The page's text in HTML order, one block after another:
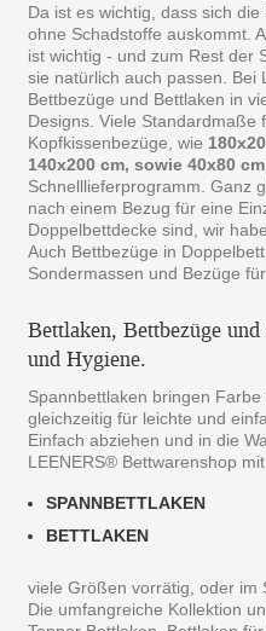
Da ist es wichtig, dass sich
ohne Schadstoffe auskommt.
ist wichtig - und zum Rest der
sie natürlich auch passen. Bei
Bettbezüge und Bettlaken in
Designs. Viele Standardmaße
Kopfkissenbezüge, wie
140x200 cm, sowie 40x80
Schnelllieferprogramm. Ganz
nach einem Bezug für eine
Doppelbettdecke sind, wir
Auch Bettbezüge in
Sondermassen und Bezüge
Bettlaken, Bettbezüge
und Hygiene.
Spannbettlaken bringen
gleichzeitig für leichte und
Einfach abziehen und in die
LEENERS® Bettwarenshop mit
SPANNBETTLAKEN
BETTLAKEN
viele Größen vorrätig, oder im
Die umfangreiche Kollektion